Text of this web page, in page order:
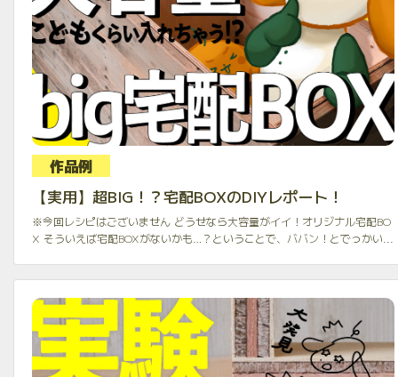
作品例
【実用】超BIG！？宅配BOXのDIYレポート！
※今回レシピはございません どうせなら大容量がイイ！オリジナル宅配BO
X そういえば宅配BOXがないかも…？ということで、ババン！とでっかい...